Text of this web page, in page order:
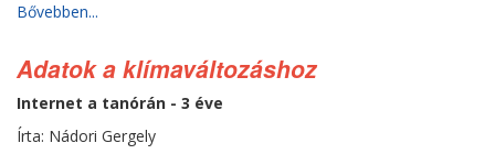
Bővebben...
Adatok a klímaváltozáshoz
Internet a tanórán - 3 éve
Írta: Nádori Gergely